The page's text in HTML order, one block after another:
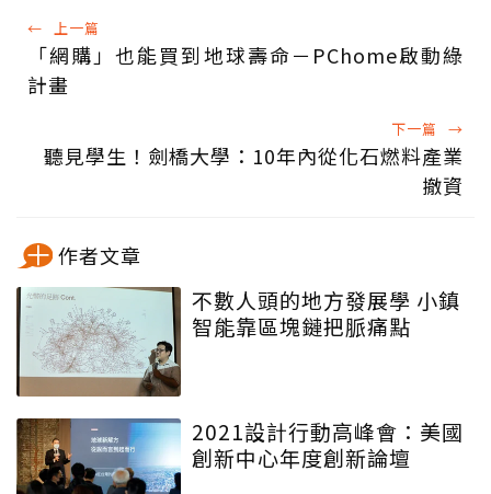
← 上一篇
「網購」也能買到地球壽命－PChome啟動綠
計畫
下一篇 →
聽見學生！劍橋大學：10年內從化石燃料產業
撤資
作者文章
不數人頭的地方發展學 小鎮
智能靠區塊鏈把脈痛點
2021設計行動高峰會：美國
創新中心年度創新論壇